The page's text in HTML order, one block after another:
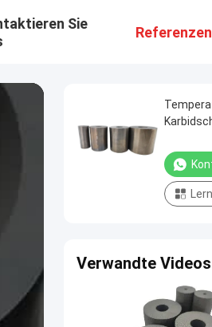
Sie
Referenzen
Verwandte Videos